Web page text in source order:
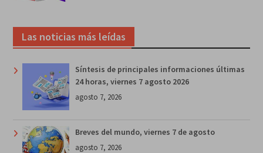
Las noticias más leídas
Síntesis de principales informaciones últimas
24 horas, viernes 7 agosto 2026
agosto 7, 2026
Breves del mundo, viernes 7 de agosto
agosto 7, 2026